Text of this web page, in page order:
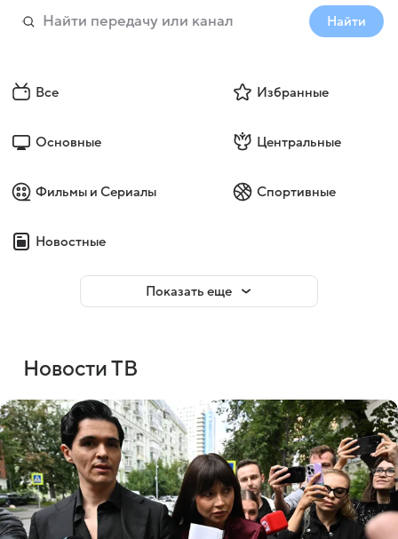
Найти
Все Избранные
Основные Центральные
Фильмы и Сериалы Спортивные
Новостные
Показать еще
Новости ТВ